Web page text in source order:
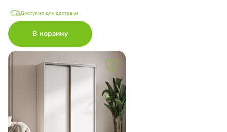
Доступно для доставки
В корзину